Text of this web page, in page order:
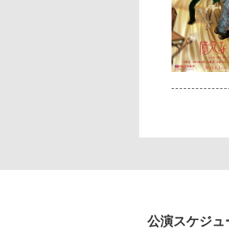
公演スケジュ